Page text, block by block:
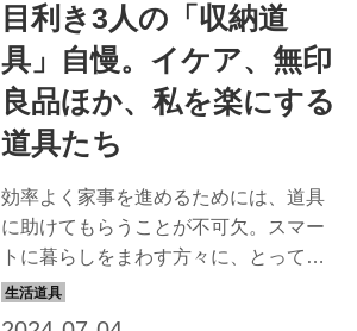
ました。実は、この鍋敷き、素材は、
なんと古紙です。読み終えた新聞チラ
シを使い、暮らしの道具として活用さ
れています。今回は、郡言堂の松場登
美さんに学ぶ、暮らしのアイデア「新
聞チラシで鍋敷き」のつくり方を紹介
します。（『天然生活web』初出2022
年7月4日）
目利き3人の「収納道
具」自慢。イケア、無印
良品ほか、私を楽にする
道具たち
効率よく家事を進めるためには、道具
に助けてもらうことが不可欠。スマー
トに暮らしをまわす方々に、とってお
きを伺いました。これからの日々が快